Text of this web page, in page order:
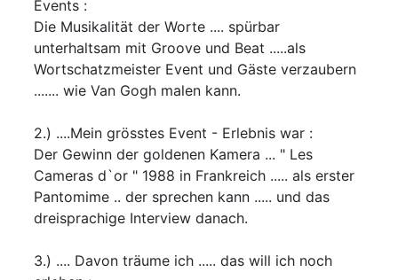
Events :
Die Musikalität der Worte .... spürbar
unterhaltsam mit Groove und Beat .....als
Wortschatzmeister Event und Gäste verzaubern
....... wie Van Gogh malen kann.
2.) ....Mein grösstes Event - Erlebnis war :
Der Gewinn der goldenen Kamera ... " Les
Cameras d`or " 1988 in Frankreich ..... als erster
Pantomime .. der sprechen kann ..... und das
dreisprachige Interview danach.
3.) .... Davon träume ich ..... das will ich noch